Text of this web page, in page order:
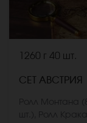
1260 г 40 шт.
СЕТ АВСТРИЯ